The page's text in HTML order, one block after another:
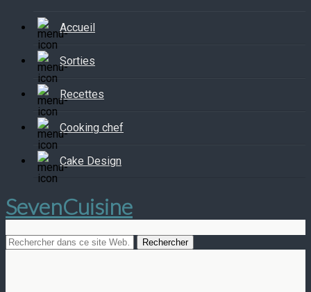
Accueil
Sorties
Recettes
Cooking chef
Cake Design
SevenCuisine